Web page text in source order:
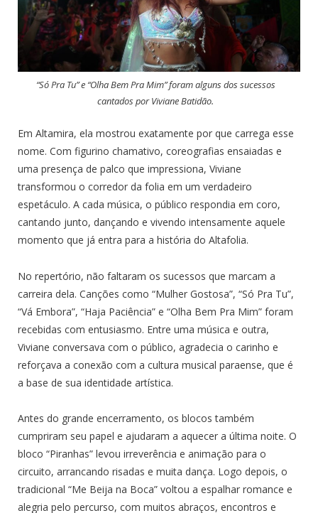
“Só Pra Tu” e “Olha Bem Pra Mim” foram alguns dos sucessos
cantados por Viviane Batidão.
Em Altamira, ela mostrou exatamente por que carrega esse
nome. Com figurino chamativo, coreografias ensaiadas e
uma presença de palco que impressiona, Viviane
transformou o corredor da folia em um verdadeiro
espetáculo. A cada música, o público respondia em coro,
cantando junto, dançando e vivendo intensamente aquele
momento que já entra para a história do Altafolia.
No repertório, não faltaram os sucessos que marcam a
carreira dela. Canções como “Mulher Gostosa”, “Só Pra Tu”,
“Vá Embora”, “Haja Paciência” e “Olha Bem Pra Mim” foram
recebidas com entusiasmo. Entre uma música e outra,
Viviane conversava com o público, agradecia o carinho e
reforçava a conexão com a cultura musical paraense, que é
a base de sua identidade artística.
Antes do grande encerramento, os blocos também
cumpriram seu papel e ajudaram a aquecer a última noite. O
bloco “Piranhas” levou irreverência e animação para o
circuito, arrancando risadas e muita dança. Logo depois, o
tradicional “Me Beija na Boca” voltou a espalhar romance e
alegria pelo percurso, com muitos abraços, encontros e